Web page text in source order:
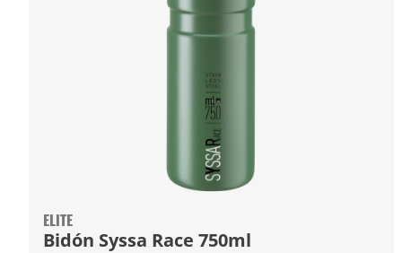
ELITE
Bidón Syssa Race 750ml